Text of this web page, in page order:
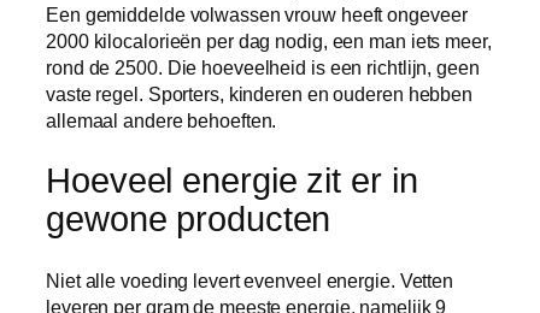
Een gemiddelde volwassen vrouw heeft ongeveer
2000 kilocalorieën per dag nodig, een man iets meer,
rond de 2500. Die hoeveelheid is een richtlijn, geen
vaste regel. Sporters, kinderen en ouderen hebben
allemaal andere behoeften.
Hoeveel energie zit er in
gewone producten
Niet alle voeding levert evenveel energie. Vetten
leveren per gram de meeste energie, namelijk 9